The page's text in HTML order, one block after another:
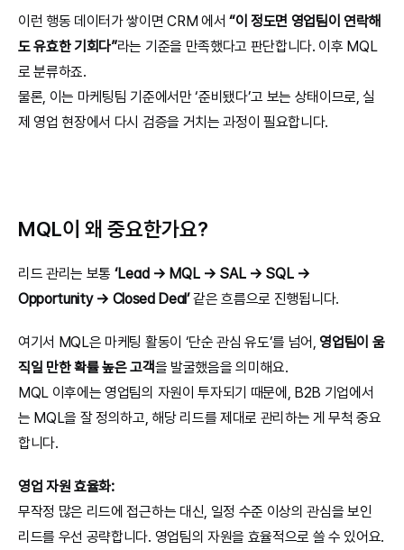
이런 행동 데이터가 쌓이면 CRM 에서 “이 정도면 영업팀이 연락해
도 유효한 기회다”라는 기준을 만족했다고 판단합니다. 이후 MQL
로 분류하죠.
물론, 이는 마케팅팀 기준에서만 ‘준비됐다’고 보는 상태이므로, 실
제 영업 현장에서 다시 검증을 거치는 과정이 필요합니다.
MQL이 왜 중요한가요?
리드 관리는 보통 ‘Lead → MQL → SAL → SQL →
Opportunity → Closed Deal’ 같은 흐름으로 진행됩니다.
여기서 MQL은 마케팅 활동이 ‘단순 관심 유도’를 넘어, 영업팀이 움
직일 만한 확률 높은 고객을 발굴했음을 의미해요.
MQL 이후에는 영업팀의 자원이 투자되기 때문에, B2B 기업에서
는 MQL을 잘 정의하고, 해당 리드를 제대로 관리하는 게 무척 중요
합니다.
영업 자원 효율화:
무작정 많은 리드에 접근하는 대신, 일정 수준 이상의 관심을 보인
리드를 우선 공략합니다. 영업팀의 자원을 효율적으로 쓸 수 있어요.